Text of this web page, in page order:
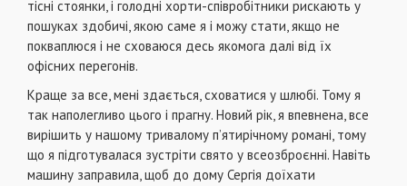
тісні стоянки, і голодні хорти-співробітники рискають у
пошуках здобичі, якою саме я і можу стати, якщо не
покваплюся і не сховаюся десь якомога далі від їх
офісних перегонів.
Краще за все, мені здається, сховатися у шлюбі. Тому я
так наполегливо цього і прагну. Новий рік, я впевнена, все
вирішить у нашому тривалому п’ятирічному романі, тому
що я підготувалася зустріти свято у всеозброєнні. Навіть
машину заправила, щоб до дому Сергія доїхати